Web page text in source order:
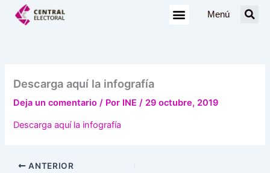
Menú
Descarga aquí la infografía
Deja un comentario / Por INE/ 29 octubre, 2019
Descarga aquí la infografía
ANTERIOR